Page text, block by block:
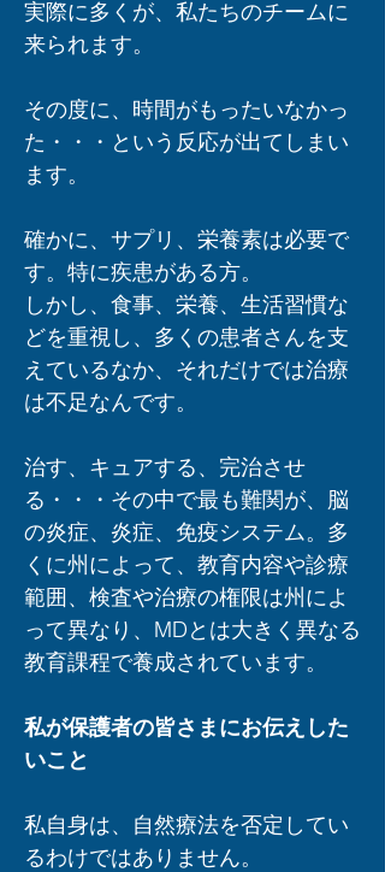
実際に多くが、私たちのチームに
来られます。
その度に、時間がもったいなかっ
た・・・という反応が出てしまい
ます。
確かに、サプリ、栄養素は必要で
す。特に疾患がある方。
しかし、 食事、栄養、生活習慣な
どを重視し、多くの患者さんを支
えているなか、それだけでは治療
は不足なんです。
治す、キュアする、完治させ
る・・・その中で最も難関が、脳
の炎症、炎症、免疫システム。多
くに州によって、 教育内容や診療
範囲、検査や治療の権限は州によ
って異なり、MDとは大きく異なる
教育課程で養成されています。
私が保護者の皆さまにお伝えした
いこと
私自身は、自然療法を否定してい
るわけではありません。